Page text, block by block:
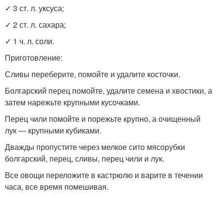
✓ 3 ст. л. уксуса;
✓ 2 ст. л. сахара;
✓ 1 ч. л. соли.
Приготовление:
Сливы переберите, помойте и удалите косточки.
Болгарский перец помойте, удалите семена и хвостики, а
затем нарежьте крупными кусочками.
Перец чили помойте и порежьте крупно, а очищенный
лук — крупными кубиками.
Дважды пропустите через мелкое сито мясорубки
болгарский, перец, сливы, перец чили и лук.
Все овощи переложите в кастрюлю и варите в течении
часа, все время помешивая.